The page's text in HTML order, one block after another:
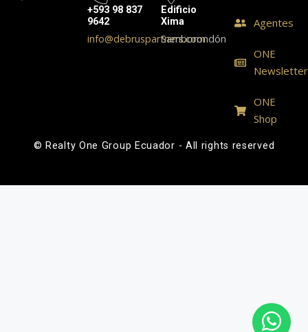
+593 98 837
9642
info@debruspartners.com
Edificio
Xima
Samborondón
Agentes
ONE
Newsletter
ONE
Shop
© Realty One Group Ecuador - All rights reserved